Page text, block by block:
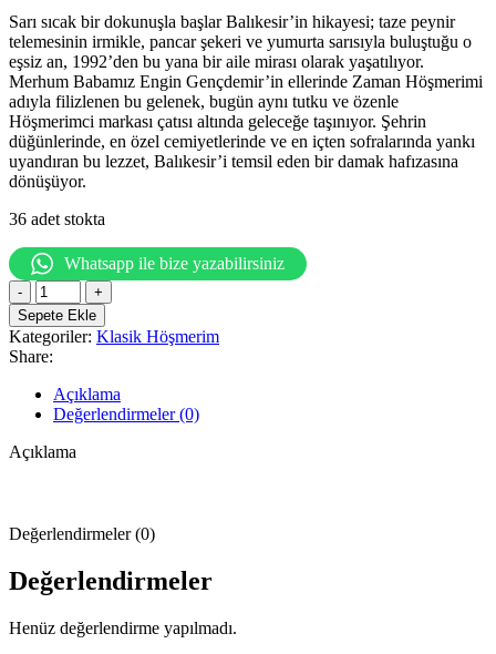
Sarı sıcak bir dokunuşla başlar Balıkesir’in hikayesi; taze peynir
telemesinin irmikle, pancar şekeri ve yumurta sarısıyla buluştuğu o
eşsiz an, 1992’den bu yana bir aile mirası olarak yaşatılıyor.
Merhum Babamız Engin Gençdemir’in ellerinde Zaman Höşmerimi
adıyla filizlenen bu gelenek, bugün aynı tutku ve özenle
Höşmerimci markası çatısı altında geleceğe taşınıyor. Şehrin
düğünlerinde, en özel cemiyetlerinde ve en içten sofralarında yankı
uyandıran bu lezzet, Balıkesir’i temsil eden bir damak hafızasına
dönüşüyor.
36 adet stokta
Whatsapp ile bize yazabilirsiniz
Balıkesir
Höşmerim
Klasik
200g
adet
Sepete Ekle
Kategoriler: Klasik Höşmerim
Share:
Açıklama
Değerlendirmeler (0)
Açıklama
Değerlendirmeler (0)
Değerlendirmeler
Henüz değerlendirme yapılmadı.